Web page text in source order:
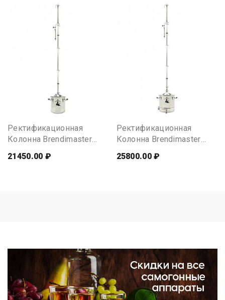
Ректификационная
Колонна Brendimaster
21450.00 ₽
Ректификационная
Колонна Brendimaster
25800.00 ₽